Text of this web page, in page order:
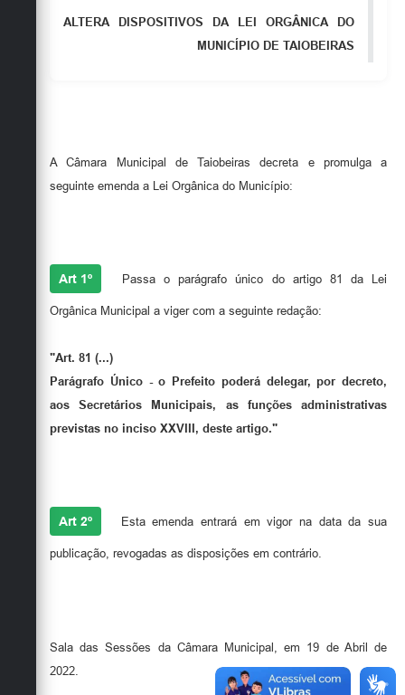
Galeria de Vídeos
Telefones Úteis
Secretarias
ALTERA DISPOSITIVOS DA LEI ORGÂNICA DO
MUNICÍPIO DE TAIOBEIRAS
A Câmara Municipal de Taiobeiras decreta e promulga a
seguinte emenda a Lei Orgânica do Município:
Art 1º Passa o parágrafo único do artigo 81 da Lei
Orgânica Municipal a viger com a seguinte redação:
"Art. 81 (...)
Parágrafo Único - o Prefeito poderá delegar, por decreto,
aos Secretários Municipais, as funções administrativas
previstas no inciso XXVIII, deste artigo."
Art 2º Esta emenda entrará em vigor na data da sua
publicação, revogadas as disposições em contrário.
Sala das Sessões da Câmara Municipal, em 19 de Abril de
2022.